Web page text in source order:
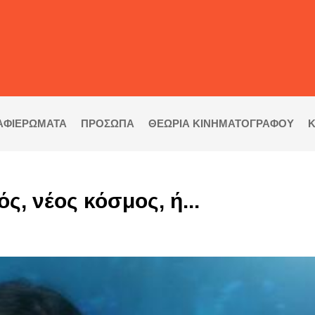
ΠΡΟΣΩΠΑ ΘΕΩΡΙΑ ΚΙΝΗΜΑΤΟΓΡΑΦΟΥ
νέος κόσμος, ή...